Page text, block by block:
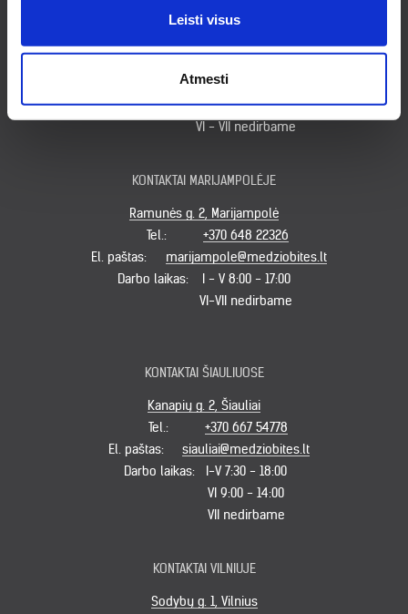
Leisti visus
Atmesti
klaipeda@medziobites.lt
Darbo laikas:
I-V 7:30 - 17:00
VI - VII nedirbame
KONTAKTAI MARIJAMPOLĖJE
Ramunės g. 2, Marijampolė
Tel.:
+370 648 22326
El. paštas:
marijampole@medziobites.lt
Darbo laikas:
I - V 8:00 - 17:00
VI-VII nedirbame
KONTAKTAI ŠIAULIUOSE
Kanapių g. 2, Šiauliai
Tel.:
+370 667 54778
El. paštas:
siauliai@medziobites.lt
Darbo laikas:
I-V 7:30 - 18:00
VI 9:00 - 14:00
VII nedirbame
KONTAKTAI VILNIUJE
Sodybų g. 1, Vilnius